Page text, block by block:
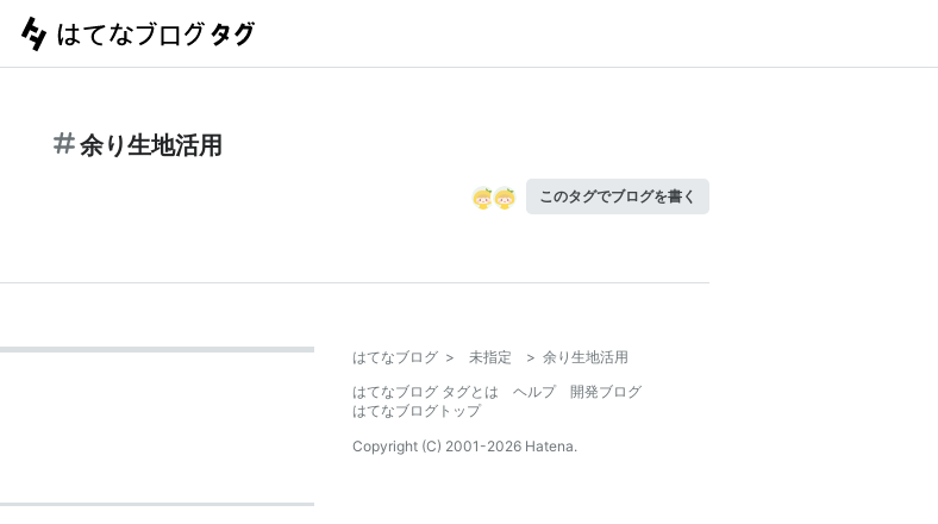
余り生地活用
このタグでブログを書く
はてなブログ > 未指定 > 余り生地活用
はてなブログ タグとは
ヘルプ
開発ブログ
はてなブログトップ
Copyright (C) 2001-2026 Hatena.